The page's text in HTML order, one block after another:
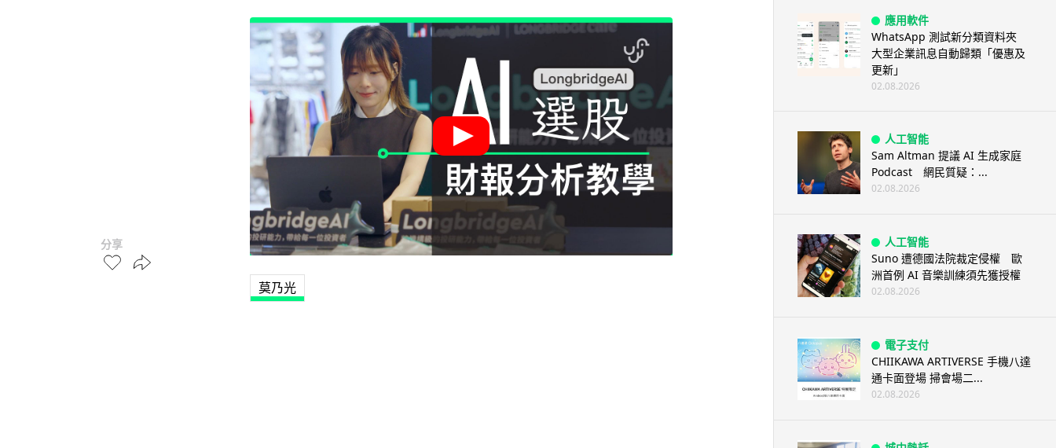
分享
莫乃光
應用軟件
WhatsApp 測試新分類資料夾
大型企業訊息自動歸類「優惠及
更新」
02.08.2026
人工智能
Sam Altman 提議 AI 生成家庭
Podcast 網民質疑：...
02.08.2026
人工智能
Suno 遭德國法院裁定侵權 歐
洲首例 AI 音樂訓練須先獲授權
02.08.2026
電子支付
CHIIKAWA ARTIVERSE 手機八達
通卡面登場 掃會場二...
02.08.2026